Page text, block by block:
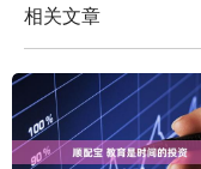
相关文章